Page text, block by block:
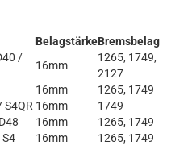
BelagstärkeBremsbelag
/
16mm
1265, 1749,
2127
16mm
1265, 1749
16mm
1749
16mm
1265, 1749
16mm 1265, 1749